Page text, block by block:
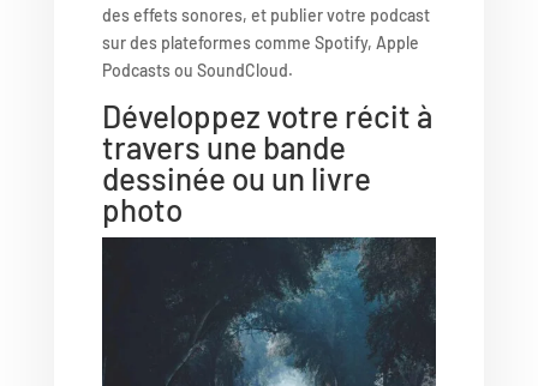
des effets sonores, et publier votre podcast
sur des plateformes comme Spotify, Apple
Podcasts ou SoundCloud.
Développez votre récit à
travers une bande
dessinée ou un livre
photo